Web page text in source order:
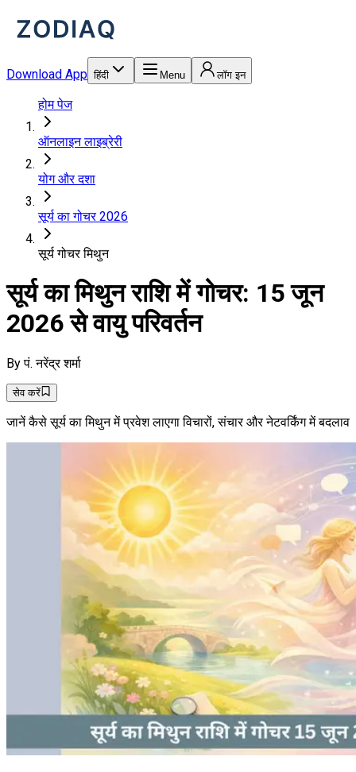
Download App हिंदी Menu लॉग इन
होम पेज
ऑनलाइन लाइब्रेरी
योग और दशा
सूर्य का गोचर 2026
सूर्य गोचर मिथुन
सूर्य का मिथुन राशि में गोचर: 15 जून
2026 से वायु परिवर्तन
Byपं. नरेंद्र शर्मा
सेव करें
जानें कैसे सूर्य का मिथुन में प्रवेश लाएगा विचारों, संचार और नेटवर्किंग में बदलाव